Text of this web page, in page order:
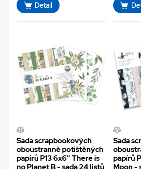
Detail
Sada scrapbookových
oboustranně potištěných
papírů P13 6x6" There is
no Planet B - sada 24 listů
Sada
papírů
Moon -